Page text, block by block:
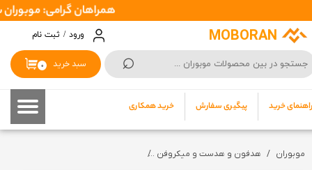
MOBORAN
⌕ ۰ سبد خرید
راهنمای خرید پیگیری سفارش خرید همکاری
ورود / ثبت نام
حساب کاربری من
تغییر گذر واژه
خروج از حساب کاربری
همراهان گرامی: موبوران سفارشات شما را در اسرع وقت ( 1 تا 2
موبوران هدفون و هدست و میکروفن